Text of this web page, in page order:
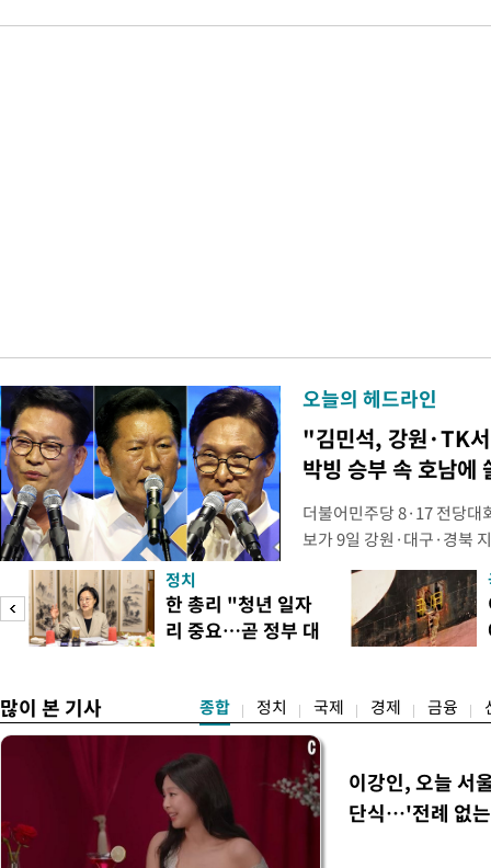
오늘의 헤드라인
"김민석, 강원·TK
박빙 승부 속 호남에
더불어민주당 8·17 전당대
보가 9일 강원·대구·경북
연속 정청래 후보를 눌렀
경선에서 1승 1패를 주고
연승하며 '3승 1패'로 누적
간 누적 득표율(가중치 미
정치
한 총리 "청년 일자
리 중요…곧 정부 대
많이 본 기사 종합 정치 국제 경제 금융
이강인, 오늘 서
단식…'전례 없